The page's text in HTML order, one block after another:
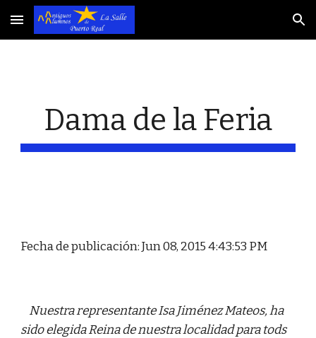
Skip to main content Skip to navigation
Dama de la Feria
Fecha de publicación: Jun 08, 2015 4:43:53 PM
sido elegida Reina de nuestra localidad para tods